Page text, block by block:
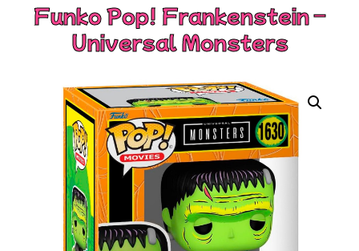
Funko Pop!​ Frankenstein​ –
Universal Monsters